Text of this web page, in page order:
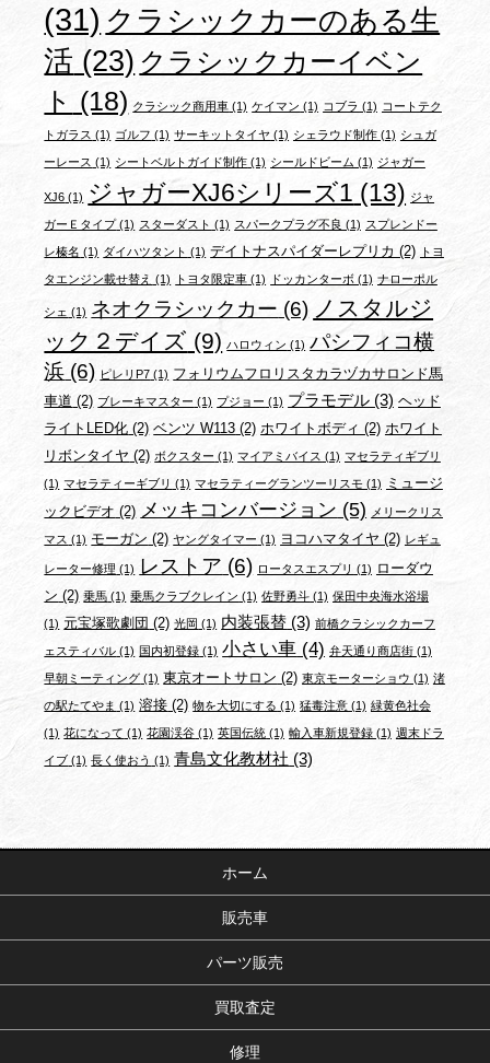
(31) クラシックカーのある生
活 (23) クラシックカーイベン
ト (18) クラシック商用車 (1) ケイマン (1) コブラ (1) コートテク
トガラス (1) ゴルフ (1) サーキットタイヤ (1) シェラウド制作(1) シュガ
ーレース (1) シートベルトガイド制作 (1) シールドビーム (1) ジャガー
XJ6 (1) ジャガーXJ6シリーズ1 (13) ジャ
ガーＥタイプ(1) スターダスト (1) スパークプラグ不良 (1) スプレンドー
レ榛名 (1) ダイハツタント (1) デイトナスパイダーレプリカ (2) トヨ
タエンジン載せ替え (1) トヨタ限定車 (1) ドッカンターボ (1) ナローポル
シェ (1) ネオクラシックカー (6) ノスタルジ
ック２デイズ (9) ハロウィン (1) パシフィコ横
浜 (6) ピレリP7 (1) フォリウムフロリスタカラヅカサロンド馬
車道 (2) ブレーキマスター (1) プジョー (1) プラモデル (3) ヘッド
ライトLED化 (2) ベンツ W113 (2) ホワイトボディ (2) ホワイト
リボンタイヤ (2) ボクスター (1) マイアミバイス (1) マセラティギブリ
(1) マセラティーギブリ (1) マセラティーグランツーリスモ (1)
ミュージ
ックビデオ (2) メッキコンバージョン (5) メリークリス
マス (1) モーガン (2) ヤングタイマー (1) ヨコハマタイヤ (2) レギュ
レーター修理 (1) レストア (6) ロータスエスプリ (1) ローダウ
ン (2) 乗馬 (1) 乗馬クラブクレイン (1) 佐野勇斗 (1) 保田中央海水浴場
(1) 元宝塚歌劇団 (2) 光岡 (1) 内装張替 (3) 前橋クラシックカーフ
ェスティバル (1) 国内初登録 (1) 小さい車 (4) 弁天通り商店街(1)
早朝ミーティング (1) 東京オートサロン (2) 東京モーターショウ (1) 渚
の駅たてやま (1) 溶接 (2) 物を大切にする (1) 猛毒注意 (1) 緑黄色社会
(1) 花になって (1) 花園渓谷 (1) 英国伝統 (1) 輸入車新規登録(1) 週末ドラ
イブ (1) 長く使おう (1) 青島文化教材社 (3)
ホーム
販売車
パーツ販売
買取査定
修理